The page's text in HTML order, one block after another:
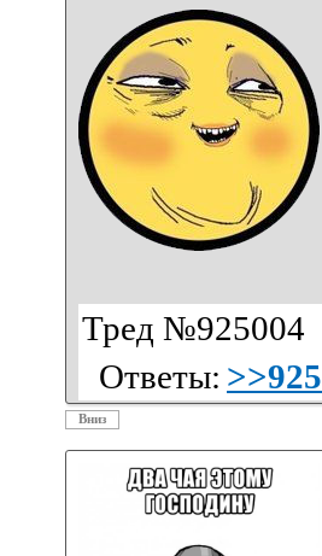
Тред №925004
Ответы:
Вниз